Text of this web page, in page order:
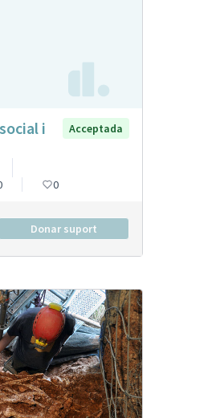
i
Acceptada
0
Donar suport